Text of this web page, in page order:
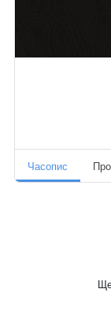
Часопис